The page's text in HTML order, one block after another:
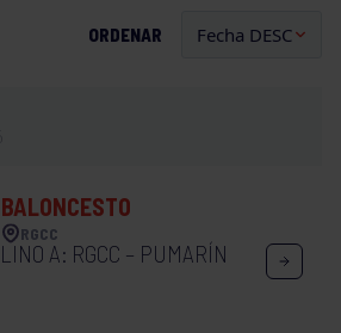
ORDENAR
BALONCESTO
RGCC
A: RGCC – PUMARÍN